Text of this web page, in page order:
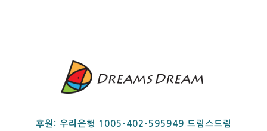
후원: 우리은행 1005-402-595949 드림스드림